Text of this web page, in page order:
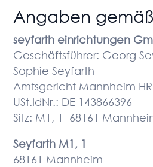
Angaben
seyfarth einrichtungen
Geschäftsführer: Georg
Sophie Seyfarth
Amtsgericht Mannheim
USt.IdNr.: DE 143866396
Sitz: M1, 1 68161
Seyfarth M1, 1
68161 Mannheim